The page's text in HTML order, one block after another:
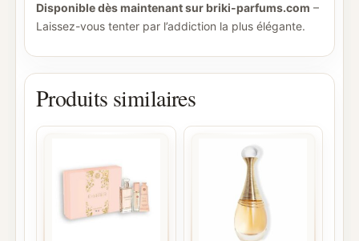
Disponible dès maintenant sur briki-parfums.com –
Laissez-vous tenter par l’addiction la plus élégante.
Produits similaires